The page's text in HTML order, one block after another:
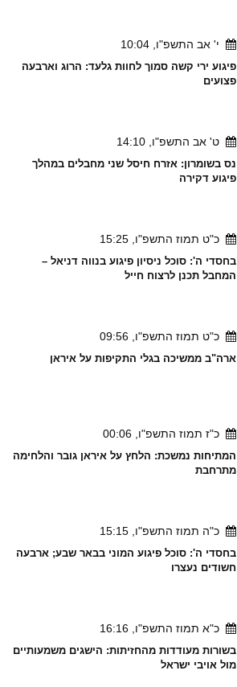
י' אב התשפ"ו, 10:04
פיגוע ירי קשה סמוך לחוות גלעד: הרוג וארבעה
פצועים
ט' אב התשפ"ו, 14:10
נס בשומרון: אזרח חיסל שני מחבלים במהלך
פיגוע דקירה
כ"ט תמוז התשפ"ו, 15:25
בחסדי ה': סוכל ניסיון פיגוע בנווה דניאל –
המחבל תכנן לרצוח חייל
כ"ט תמוז התשפ"ו, 09:56
ארה"ב ממשיכה בגלי התקיפות על איראן
כ"ז תמוז התשפ"ו, 00:06
המתיחות נמשכת: הלחץ על איראן גובר והלחימה
מתרחבת
כ"ה תמוז התשפ"ו, 15:15
בחסדי ה': סוכל פיגוע המוני בבאר שבע; ארבעה
חשודים נעצרו
כ"א תמוז התשפ"ו, 16:16
בשורות מעודדות מהחזיתות: הישגים משמעותיים
מול אויבי ישראל